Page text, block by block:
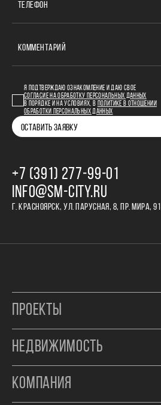
ТЕЛЕФОН
КОММЕНТАРИЙ
Я ПОДТВЕРЖДАЮ ОЗНАКОМЛЕНИЕ И ДАЮ СВОЕ
СОГЛАСИЕ НА ОБРАБОТКУ ПЕРСОНАЛЬНЫХ ДАННЫХ
В ПОРЯДКЕ И НА УСЛОВИЯХ, В
ПОЛИТИКЕ В ОТНОШЕНИИ
ОБРАБОТКИ ПЕРСОНАЛЬНЫХ ДАННЫХ
ОСТАВИТЬ ЗАЯВКУ
+7 (391) 277‒99‒01
INFO@SM-CITY.RU
Г. КРАСНОЯРСК, УЛ. ПАРУСНАЯ, 8, ПР. МИРА, 91
ПРОЕКТЫ
НЕДВИЖИМОСТЬ
КОМПАНИЯ